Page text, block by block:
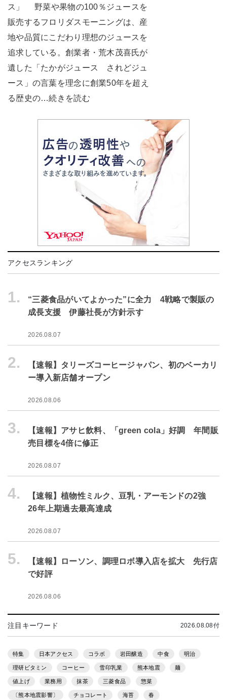
ス」 野菜や果物の100％ジュースを
販売するフロリダスモーニングは、産
地や品質にこだわり理想のジュースを
追求している。創業者・荒木茂喜氏が
遺した「たかがジュース されどジュ
ース」の言葉を理念に創業50年を超え
る歴史の…続きを読む
アクセスランキング
1.
“三菱食品がいてよかった”に全力 4戦略で製販の
成長支援 伊藤社長が方針示す
2026.08.07
2.
【速報】タリーズコーヒージャパン、初のベーカリ
ー導入新店舗オープン
2026.08.06
3.
【速報】アサヒ飲料、「green cola」好調 年間販
売目標を4倍に修正
2026.08.07
4.
【速報】植物性ミルク、豆乳・アーモンドの2強
26年上期過去最高達成
2026.08.07
5.
【速報】ローソン、調理ロボ導入店を拡大 先行店
で好評
2026.08.06
注目キーワード 2026.08.08付
特集 日本アクセス コラボ 岩田醸造 中食 明治
理研ビタミン コーヒー 雪印乳業 熊本地震 麺
値上げ 業務用 抹茶 三菱食品 惣菜
〔熊本地震影響〕 チョコレート 海苔 春